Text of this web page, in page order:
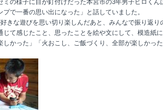
の様子に目が釘付けだった本宮市の3年男子ヒロくん
プで一番の思い出になった」と話していました。
きな遊びを思い切り楽しんだあと、みんなで振り返り
じて感じたこと、思ったことを絵や文にして、模造紙に
しかった」「火おこし、ご飯づくり、全部が楽しかっ